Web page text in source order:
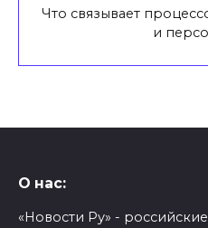
Что связывает
и
О нас:
«Новости Ру» -